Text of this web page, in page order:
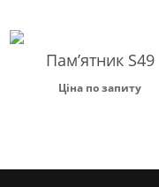
Пам’ятник S49
Ціна по запиту